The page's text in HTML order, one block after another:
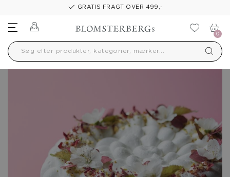
GRATIS FRAGT OVER 499,-
Log ind Tilføj
0